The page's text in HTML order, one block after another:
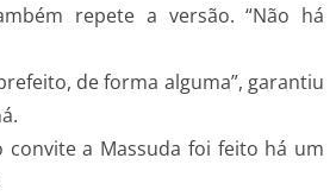
repete a versão. “Não há
de forma alguma”, garantiu
convite a Massuda foi feito há um